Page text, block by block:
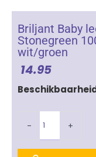
Briljant Baby
Stonegreen
wit/groen
14.95
-
Briljant
ledikantlaken
Spots
Stonegreen
+